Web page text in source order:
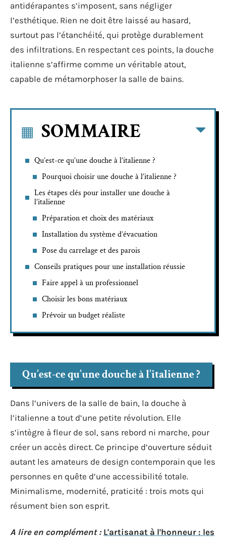
antidérapantes s’imposent, sans négliger
l’esthétique. Rien ne doit être laissé au hasard,
surtout pas l’étanchéité, qui protège durablement
des infiltrations. En respectant ces points, la douche
italienne s’affirme comme un véritable atout,
capable de métamorphoser la salle de bains.
SOMMAIRE
Qu’est-ce qu’une douche à l’italienne ?
Pourquoi choisir une douche à l’italienne ?
Les étapes clés pour installer une douche à
l’italienne
Préparation et choix des matériaux
Installation du système d’évacuation
Pose du carrelage et des parois
Conseils pratiques pour une installation réussie
Faire appel à un professionnel
Choisir les bons matériaux
Prévoir un budget réaliste
Qu’est-ce qu’une douche à l’italienne ?
Dans l’univers de la salle de bain, la douche à
l’italienne a tout d’une petite révolution. Elle
s’intègre à fleur de sol, sans rebord ni marche, pour
créer un accès direct. Ce principe d’ouverture séduit
autant les amateurs de design contemporain que les
personnes en quête d’une accessibilité totale.
Minimalisme, modernité, praticité : trois mots qui
résument bien son esprit.
A lire en complément : L'artisanat à l'honneur : les